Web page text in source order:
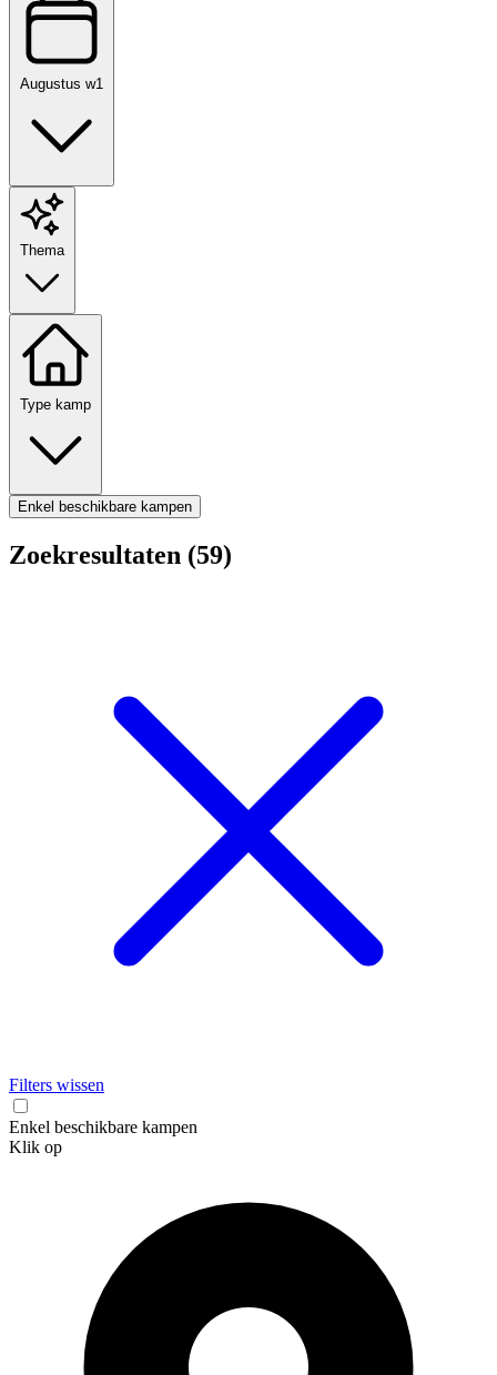
Augustus w1
Thema
Type kamp
Enkel beschikbare kampen
Zoekresultaten (59)
Filters wissen
Enkel beschikbare kampen
Klik op